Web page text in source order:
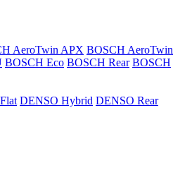
AeroTwin APX BOSCH AeroTwin
BOSCH Eco BOSCH Rear BOSCH
DENSO Hybrid DENSO Rear